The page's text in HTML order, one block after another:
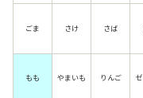
ごま さけ さば
もも やまいも りんご